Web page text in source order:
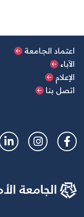
القائمة
اعتماد الجامعة
الآباء
الإعلام
اتصل بنا
Links